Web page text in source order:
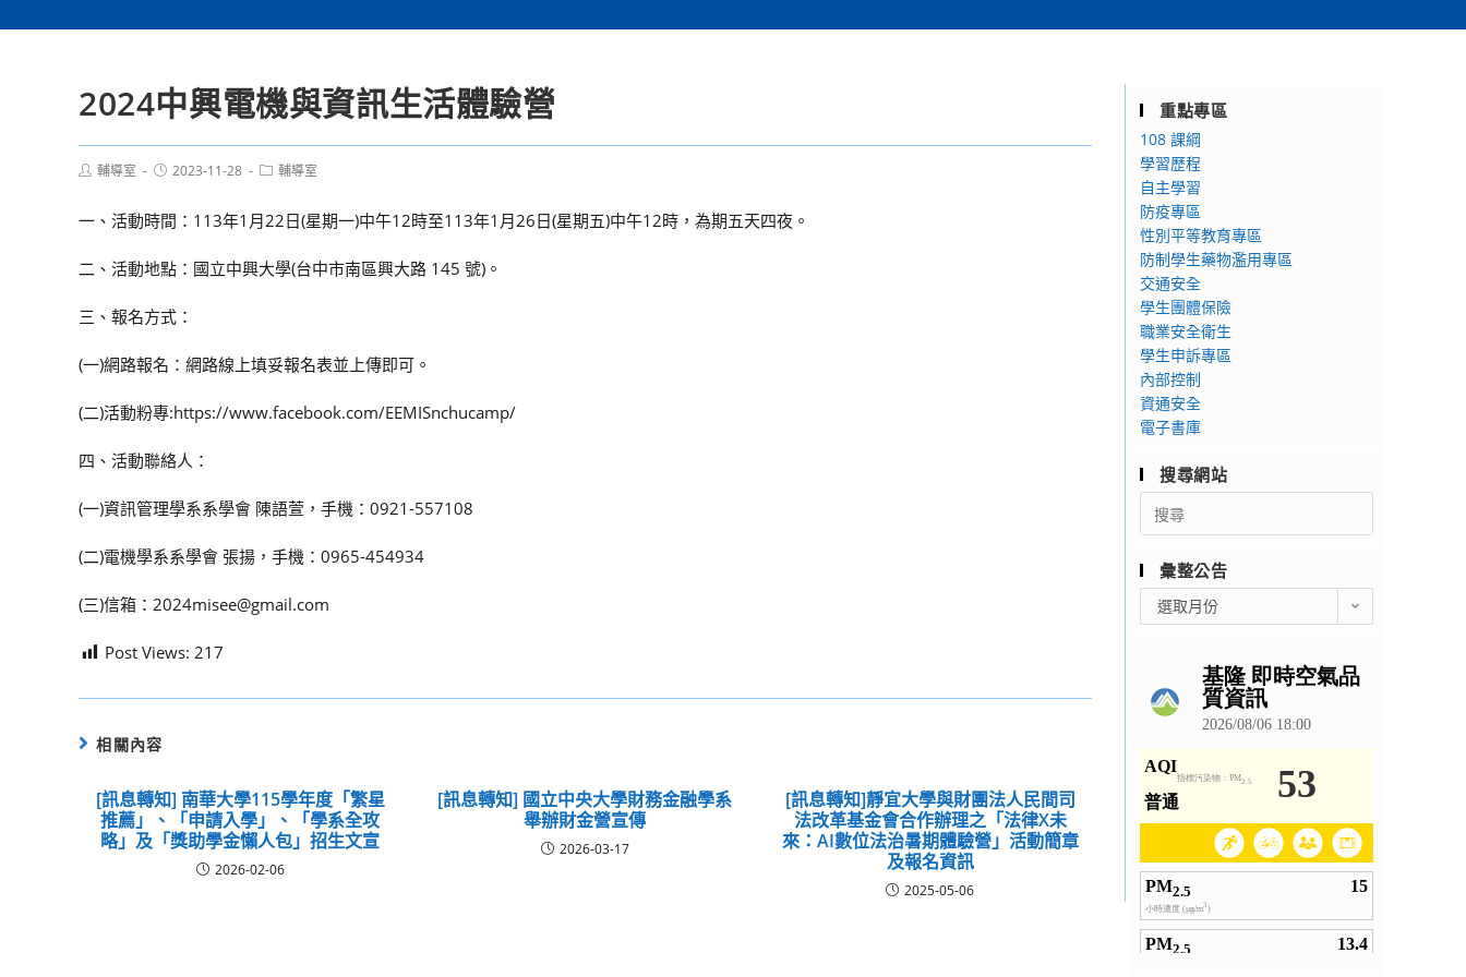
2024中興電機與資訊生活體驗營
Post輔導室
Post2023-11-28
Post輔導室
一、活動時間：113年1月22日(星期一)中午12時至113年1月26日(星期五)中午12時，為期五天四夜。
二、活動地點：國立中興大學(台中市南區興大路 145 號)。
三、報名方式：
(一)網路報名：網路線上填妥報名表並上傳即可。
(二)活動粉專:https://www.facebook.com/EEMISnchucamp/
四、活動聯絡人：
(一)資訊管理學系系學會 陳語萱，手機：0921-557108
(二)電機學系系學會 張揚，手機：0965-454934
(三)信箱：2024misee@gmail.com
Post Views: 217
相關內容
[訊息轉知] 南華大學115學年度「繁星
推薦」、「申請入學」、「學系全攻
略」及「獎助學金懶人包」招生文宣
2026-02-06
[訊息轉知] 國立中央大學財務金融學系
舉辦財金營宣傳
2026-03-17
[訊息轉知]靜宜大學與財團法人民間司
法改革基金會合作辦理之「法律X未
來：AI數位法治暑期體驗營」活動簡章
及報名資訊
2025-05-06
重點專區
108 課綱
學習歷程
自主學習
防疫專區
性別平等教育專區
防制學生藥物濫用專區
交通安全
學生團體保險
職業安全衛生
學生申訴專區
內部控制
資通安全
電子書庫
搜尋網站
Search
for:
彙整公告
整
選取月份